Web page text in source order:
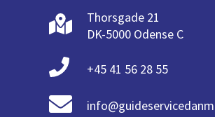
Thorsgade 21
DK-5000 Odense C
+45 41 56 28 55